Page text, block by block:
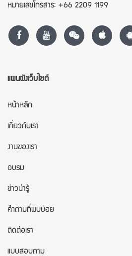
หมายเลขโทรสาร: +66 2209 1199
แผนผังเว็บไซต์
หน้าหลัก
เกี่ยวกับเรา
งานของเรา
อบรม
ข่าวน่ารู้
คำถามที่พบบ่อย
ติดต่อเรา
แบบสอบถาม